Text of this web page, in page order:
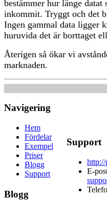
bestämmer hur länge
inkommit. Tryggt och det
Ingen gammal data ligger
huruvida det är borttaget
Återigen så ökar vi
marknaden.
Navigering
Hem
Fördelar
Exempel
Priser
Blogg
Support
Blogg
Support
E-